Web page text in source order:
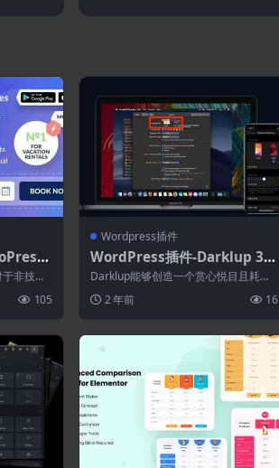
用程序
ress主题
店预
非技术
105
Wordpress插件
WordPress插件-Darklup 3.
2.6–最智能的WordPress深色
模式插件
Darklup能够创造一个赏心悦目且耗时
d... 2 年前 16